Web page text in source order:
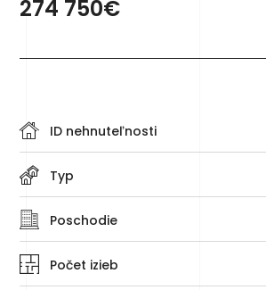
274 750€
ID nehnuteľnosti
Poschodie
Počet izieb
Typ